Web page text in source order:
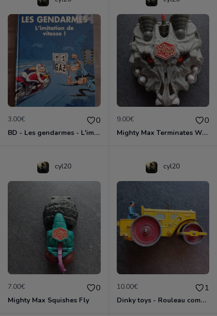
3.00€ 0
BD - Les gendarmes - L'imitation de vitesse - Tome 14
9.00€ 0
Mighty Max Terminates Wolfship 7
cyl20
7.00€ 0
Mighty Max Squishes Fly
cyl20
10.00€ 1
Dinky toys - Rouleau compresseur - Richier 90A